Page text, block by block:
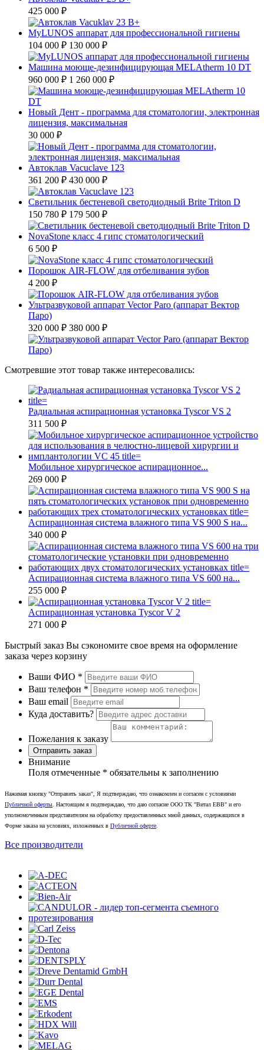
425 000 ₽
MyLUNOS аппарат для профессиональной гигиены
104 000 ₽ 130 000 ₽
Машина моюще-дезинфицирующая MELAtherm 10 DT
960 000 ₽ 1 260 000 ₽
Новый Дент - программа для стоматологии, электронная
лицензия, максимальная
30 000 ₽
Автоклав Vacuclave 123
361 200 ₽ 430 000 ₽
Светильник бестеневой светодиодный Brite Triton D
150 780 ₽ 179 500 ₽
NovaStone класс 4 гипс стоматологический
6 500 ₽
Порошок AIR-FLOW для отбеливания зубов
4 200 ₽
Ультразвуковой аппарат Vector Paro (аппарат Вектор
Паро)
320 000 ₽ 380 000 ₽
Смотревшие этот товар также интересовались:
Радиальная аспирационная установка Tyscor VS 2
311 500 ₽
Мобильное хирургическое аспирационное...
269 000 ₽
Аспирационная система влажного типа VS 900 S на...
340 000 ₽
Аспирационная система влажного типа VS 600 на...
255 000 ₽
Аспирационная установка Tyscor V 2
271 000 ₽
Быстрый заказ Вы сэкономите свое время на оформление
заказа через корзину
Ваши ФИО *
Ваш телефон *
Ваш email
Куда доставить?
Пожелания к заказу
Отправить заказ
Внимание
Поля отмеченные * обязательны к заполнению
Нажимая кнопку "Отправить заказ", Я подтверждаю, что ознакомлен и согласен с условиями
Публичной оферты . Настоящим я подтверждаю, что даю согласие ООО ТК "Витал ЕВВ" и его
уполномоченным представителям на обработку предоставленных мной данных, содержащихся в
Форме заказа на условиях, изложенных в Публичной оферте
Все производители